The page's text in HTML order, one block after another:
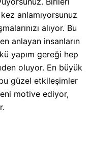
anlamıyorsunuz
alıyor. Bu
anlayan insanların
yapım gereği hep
oluyor. En büyük
güzel etkileşimler
motive ediyor,